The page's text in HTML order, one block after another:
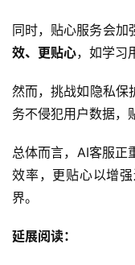
同时，贴心服务会加
效、更贴心，如学习
然而，挑战如隐私
务不侵犯用户数据，
总体而言，AI客服正
效率，更贴心以增
界。
延展阅读：